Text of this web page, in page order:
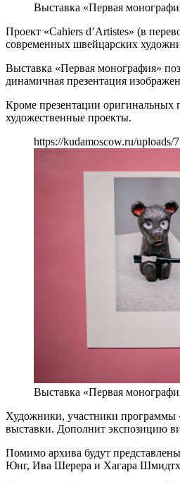
Выставка «Первая
Проект «Cahiers d’Artistes» (в
современных швейцарских
Выставка «Первая монография»
динамичная презентация
Кроме презентации оригинальных
художественные проекты.
https://kudamoscow.ru/uploads/
Выставка «Первая
Художники, участники программы
выставки. Дополнит экспозицию
Помимо архива будут
Юнг, Ива Шерера и Хагара